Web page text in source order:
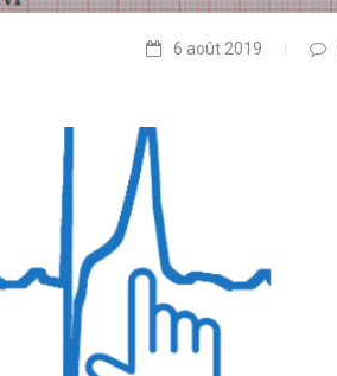
6 août 2019